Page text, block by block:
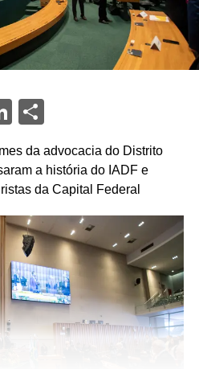
LinkedIn
Share
da advocacia do Distrito
a história do IADF e
da Capital Federal